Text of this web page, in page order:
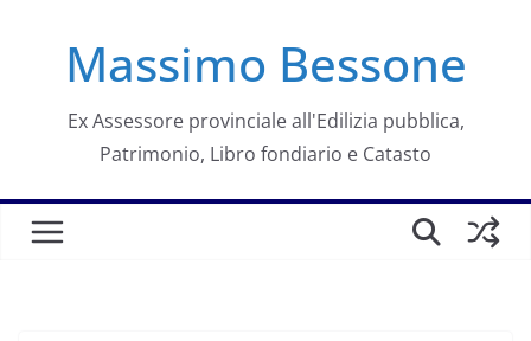
contenutoMassimo Bessone
Ex Assessore provinciale all'Edilizia pubblica,
Patrimonio, Libro fondiario e Catasto